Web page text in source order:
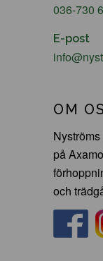
036-730
E-post
OM
på
och